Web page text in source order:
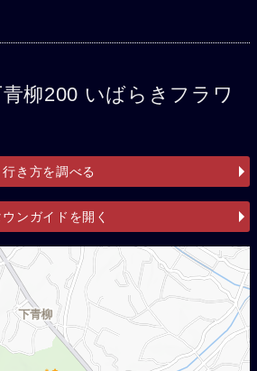
柳200 いばらきフラワ
行き方を調べる
ウンガイドを開く